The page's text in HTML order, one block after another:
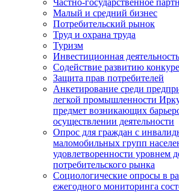
Частно-государственное
Малый и средний бизнес
Потребительский рынок
Труд и охрана труда
Туризм
Инвестиционная деятельность
Содействие развитию
Защита прав потребителей
Анкетирование среди
легкой промышленности
предмет возникающих
осуществлении деятельности
Опрос для граждан с
маломобильных групп
удовлетворенности уровнем
потребительского рынка
Социологические опросы в
ежегодного мониторинга